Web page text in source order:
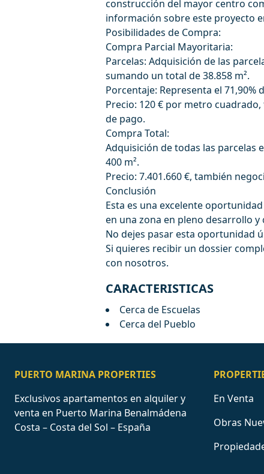
construcción del mayor centro
información sobre este proyecto
Posibilidades de Compra:
Compra Parcial Mayoritaria:
Parcelas: Adquisición de las
sumando un total de 38.858 m².
Porcentaje: Representa el 71,90%
Precio: 120 € por metro
de pago.
Compra Total:
Adquisición de todas las parcelas
400 m².
Precio: 7.401.660 €, también
Conclusión
Esta es una excelente
en una zona en pleno desarrollo
No dejes pasar esta oportunidad
Si quieres recibir un dossier
con nosotros.
CARACTERISTICAS
Cerca de Escuelas
Cerca del Pueblo
PUERTO MARINA PROPERTIES
Exclusivos apartamentos en alquiler y
venta en Puerto Marina Benalmádena
Costa – Costa del Sol – España
En Venta
Obras